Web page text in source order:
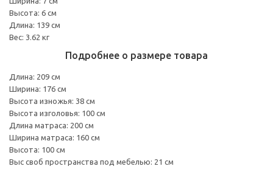
Высота: 6 см
Длина: 139 см
Вес: 3.62 кг
Подробнее о размере товара
Длина: 209 см
Ширина: 176 см
Высота изножья: 38 см
Высота изголовья: 100 см
Длина матраса: 200 см
Ширина матраса: 160 см
Высота: 100 см
Выс своб пространства под мебелью: 21 см